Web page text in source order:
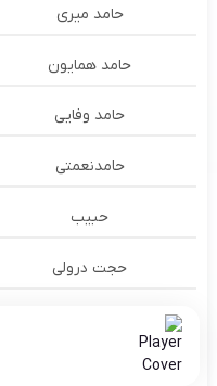
حامد میری
حامد همایون
حامد وفایی
حامدنعمتی
حبیب
حجت درولی
حسام الدین موسوی و طهمورث